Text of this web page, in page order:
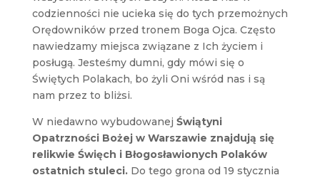
codzienności nie ucieka się do tych przemożnych
Orędowników przed tronem Boga Ojca. Często
nawiedzamy miejsca związane z Ich życiem i
posługą. Jesteśmy dumni, gdy mówi się o
Świętych Polakach, bo żyli Oni wśród nas i są
nam przez to bliżsi.
W niedawno wybudowanej Świątyni
Opatrzności Bożej w Warszawie znajdują się
relikwie Święch i Błogosławionych Polaków
ostatnich stuleci.Do tego grona od 19 stycznia